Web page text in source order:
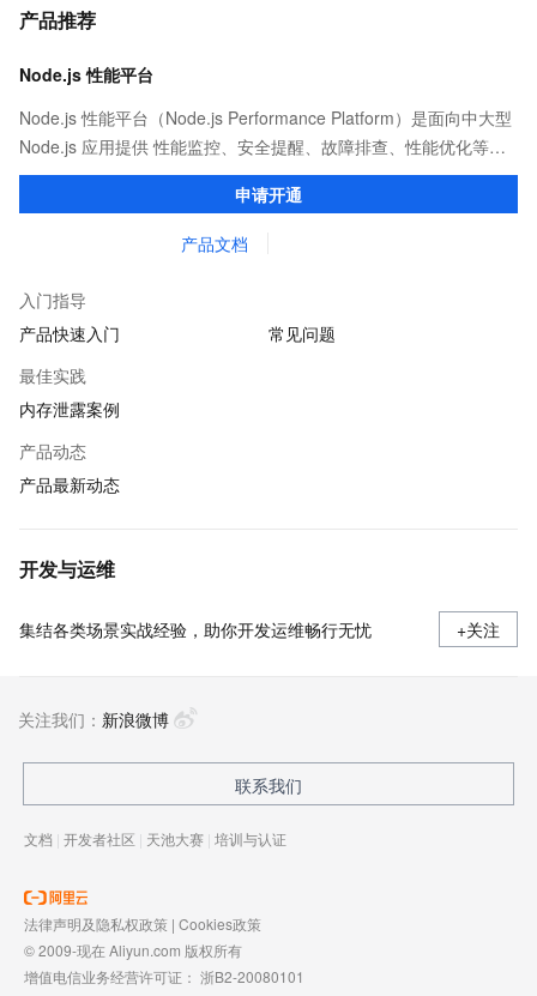
产品推荐
Node.js 性能平台
Node.js 性能平台（Node.js Performance Platform）是面向中大型
Node.js 应用提供 性能监控、安全提醒、故障排查、性能优化等服
务的整体性解决方案。提供完善的工具链和服务，协助客户主动、
申请开通
产品文档
入门指导
产品快速入门
常见问题
最佳实践
内存泄露案例
产品动态
产品最新动态
开发与运维
集结各类场景实战经验，助你开发运维畅行无忧 +关注
关注我们： 新浪微博
联系我们
文档 | 开发者社区 | 天池大赛 | 培训与认证
法律声明及隐私权政策 | Cookies政策
© 2009-现在 Aliyun.com 版权所有
增值电信业务经营许可证： 浙B2-20080101